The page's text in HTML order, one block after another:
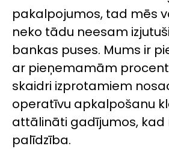
pakalpojumos, tad mēs
neko tādu neesam izjutuši
bankas puses. Mums ir
ar pieņemamām
skaidri izprotamiem
operatīvu apkalpošanu
attālināti gadījumos, kad
palīdzība.